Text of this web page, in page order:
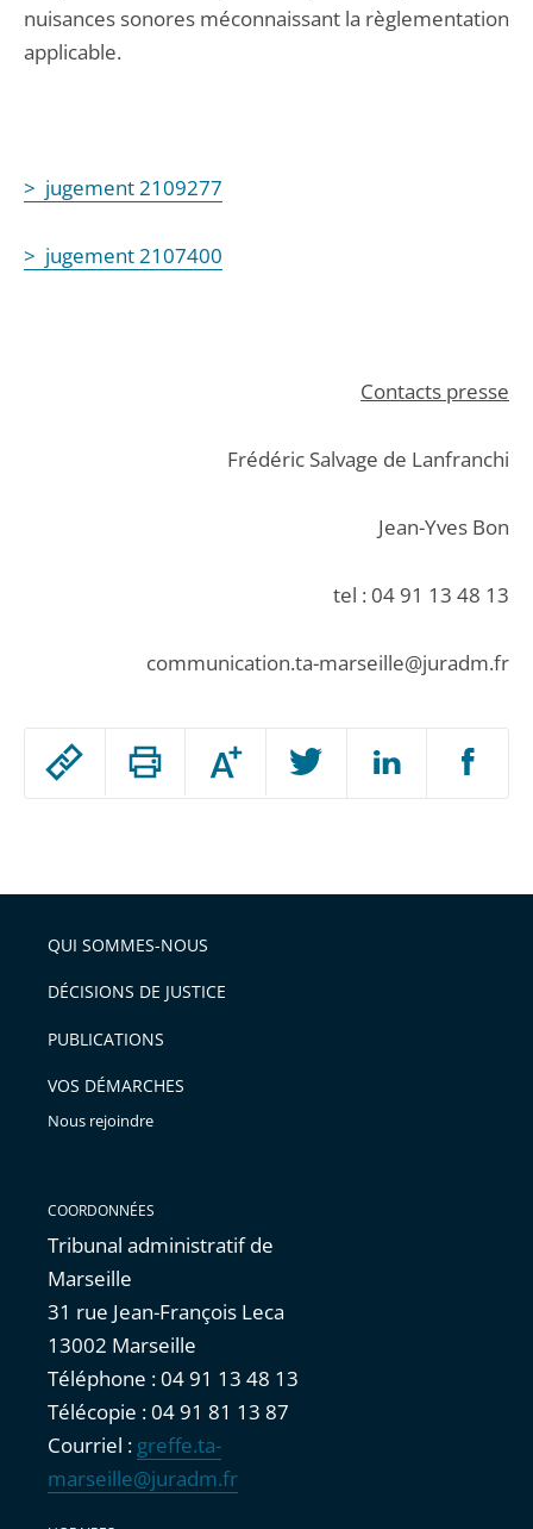
Passer
arriver
après
Augmenter
ou
l'article
pour
avant
nuisances sonores méconnaissant la règlementation
applicable.
> jugement 2109277
> jugement 2107400
Contacts presse
Frédéric Salvage de Lanfranchi
Jean-Yves Bon
tel : 04 91 13 48 13
communication.ta-marseille@juradm.fr
QUI SOMMES-NOUS
DÉCISIONS DE JUSTICE
PUBLICATIONS
VOS DÉMARCHES
Nous rejoindre
COORDONNÉES
Tribunal administratif de
Marseille
31 rue Jean-François Leca
13002 Marseille
Téléphone : 04 91 13 48 13
Télécopie : 04 91 81 13 87
Courriel : greffe.ta-
marseille@juradm.fr